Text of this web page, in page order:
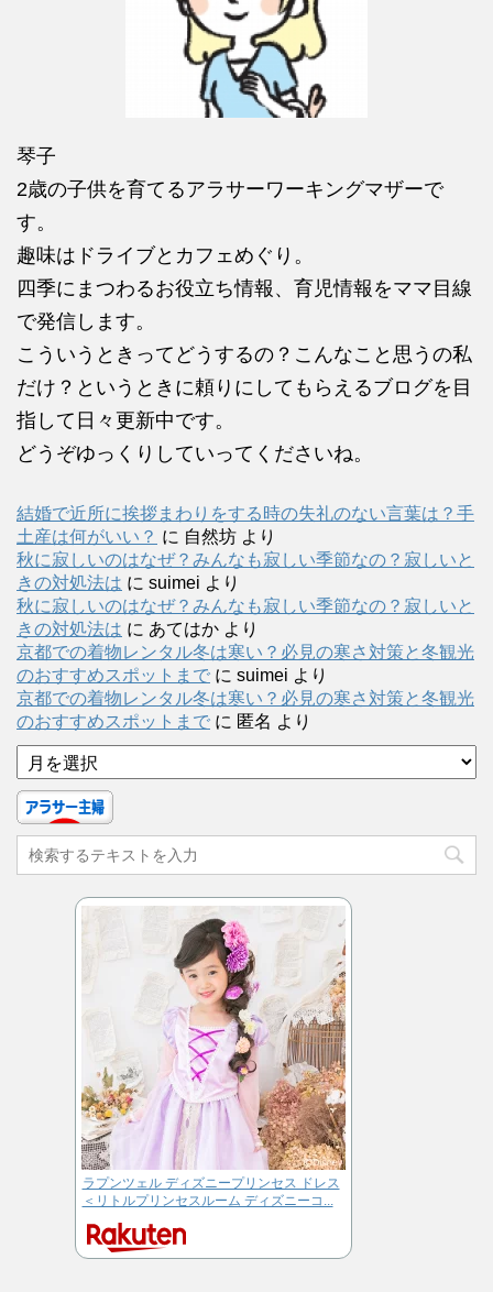
琴子
2歳の子供を育てるアラサーワーキングマザーで
す。
趣味はドライブとカフェめぐり。
四季にまつわるお役立ち情報、育児情報をママ目線
で発信します。
こういうときってどうするの？こんなこと思うの私
だけ？というときに頼りにしてもらえるブログを目
指して日々更新中です。
どうぞゆっくりしていってくださいね。
結婚で近所に挨拶まわりをする時の失礼のない言葉は？手
土産は何がいい？ に 自然坊 より
秋に寂しいのはなぜ？みんなも寂しい季節なの？寂しいと
きの対処法は に suimei より
秋に寂しいのはなぜ？みんなも寂しい季節なの？寂しいと
きの対処法は に あてはか より
京都での着物レンタル冬は寒い？必見の寒さ対策と冬観光
のおすすめスポットまで に suimei より
京都での着物レンタル冬は寒い？必見の寒さ対策と冬観光
のおすすめスポットまで に 匿名 より
ア
ー
カ
イ
ブ
ラプンツェル ディズニープリンセス ドレス
＜リトルプリンセスルーム ディズニーコ...